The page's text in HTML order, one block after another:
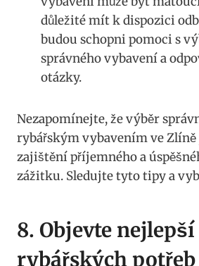
důležité mít k dispozici
‍budou schopni pomoci ⁣s
správného⁣ vybavení a
otázky.
Nezapomínejte, že výběr
rybářským vybavením ve
zajištění⁣ příjemného a
zážitku. Sledujte tyto tipy a
8. Objevte‌
rybářských potřeb